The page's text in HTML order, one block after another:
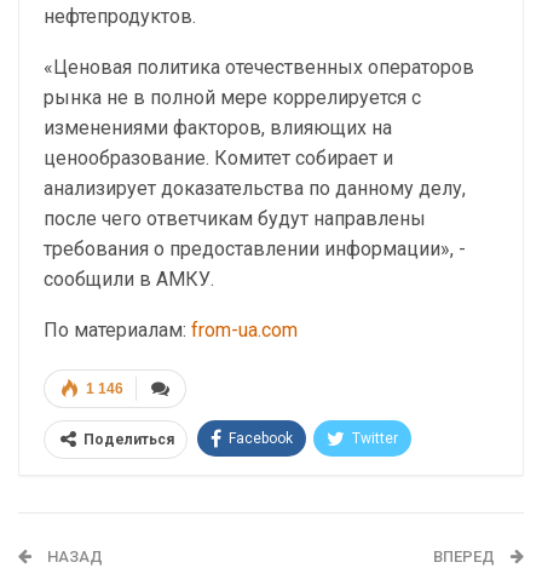
нефтепродуктов.
«Ценовая политика отечественных операторов
рынка не в полной мере коррелируется с
изменениями факторов, влияющих на
ценообразование. Комитет собирает и
анализирует доказательства по данному делу,
после чего ответчикам будут направлены
требования о предоставлении информации», -
сообщили в АМКУ.
По материалам: from-ua.com
1 146
Поделиться Facebook Twitter
НАЗАД ВПЕРЕД